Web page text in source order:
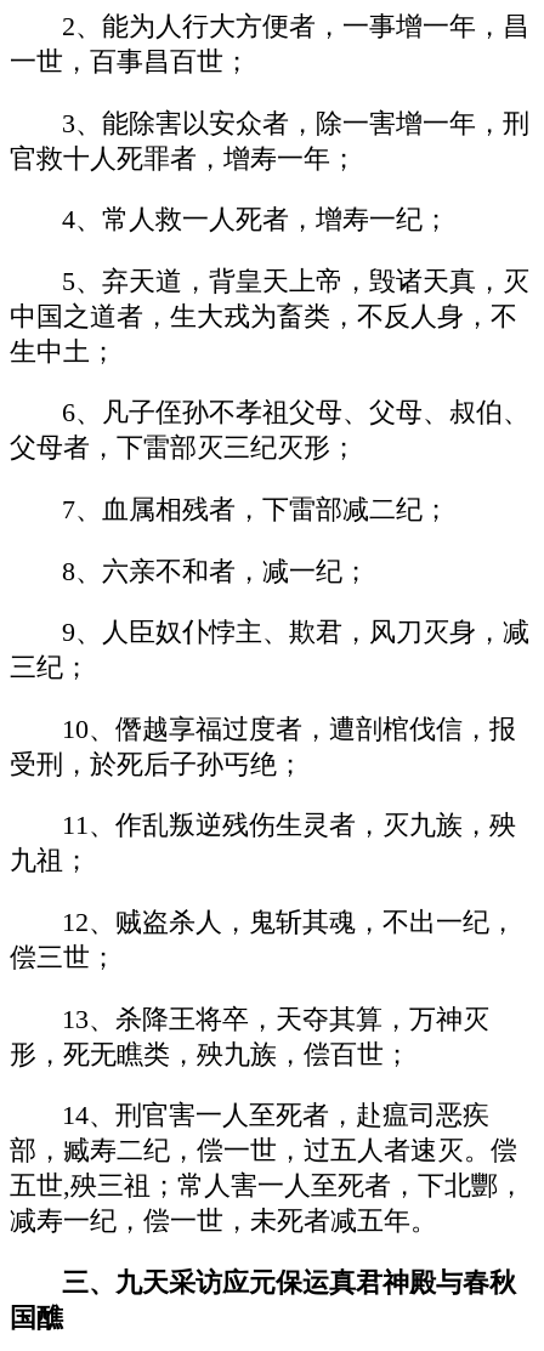
2、能为人行大方便者，一事增一年，昌
一世，百事昌百世；
3、能除害以安众者，除一害增一年，刑
官救十人死罪者，增寿一年；
4、常人救一人死者，增寿一纪；
5、弃天道，背皇天上帝，毁诸天真，灭
中国之道者，生大戎为畜类，不反人身，不
生中土；
6、凡子侄孙不孝祖父母、父母、叔伯、
父母者，下雷部灭三纪灭形；
7、血属相残者，下雷部减二纪；
8、六亲不和者，减一纪；
9、人臣奴仆悖主、欺君，风刀灭身，减
三纪；
10、僭越享福过度者，遭剖棺伐信，报
受刑，於死后子孙丐绝；
11、作乱叛逆残伤生灵者，灭九族，殃
九祖；
12、贼盗杀人，鬼斩其魂，不出一纪，
偿三世；
13、杀降王将卒，天夺其算，万神灭
形，死无瞧类，殃九族，偿百世；
14、刑官害一人至死者，赴瘟司恶疾
部，臧寿二纪，偿一世，过五人者速灭。偿
五世,殃三祖；常人害一人至死者，下北酆，
减寿一纪，偿一世，未死者减五年。
三、九天采访应元保运真君神殿与春秋
国醮